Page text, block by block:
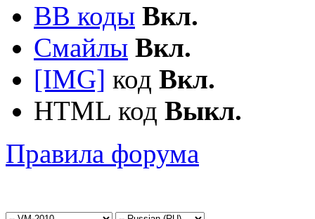
BB коды Вкл.
Смайлы Вкл.
[IMG] код Вкл.
HTML код Выкл.
Правила форума